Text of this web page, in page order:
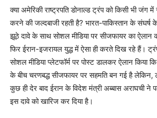
क्या अमेरिकी राष्ट्रपति डोनाल्ड ट्रंप को किसी भी जंग
करने की जल्दबाजी रहती है? भारत-पाकिस्तान के संघर्ष
झूठे दावे के साथ सोशल मीडिया पर सीजफायर का ऐलान
फिर ईरान-इजरायल युद्ध में ऐसा ही करते दिख रहे हैं।
सोशल मीडिया प्लेटफॉर्म पर पोस्ट डालकर ऐलान किया
के बीच चरणबद्ध सीजफायर पर सहमति बन गई है लेकिन,
कुछ ही देर बाद ईरान के विदेश मंत्री अब्बास अराघची
इस दावे को खारिज कर दिया है।